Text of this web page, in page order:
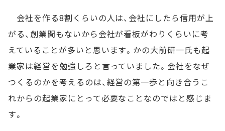
会社を作る8割くらいの人は、会社にしたら信用が上
がる、創業間もないから会社が看板がわりくらいに考
えていることが多いと思います。かの大前研一氏も起
業家は経営を勉強しろと言っていました。会社をなぜ
つくるのかを考えるのは、経営の第一歩と向き合うこ
れからの起業家にとって必要なことなのではと感じま
す。